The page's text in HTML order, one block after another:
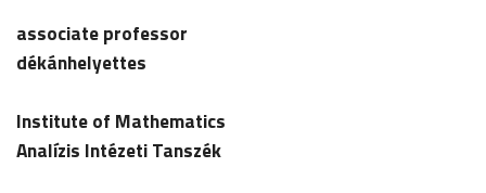
associate professor
dékánhelyettes
Institute of Mathematics
Analízis Intézeti Tanszék